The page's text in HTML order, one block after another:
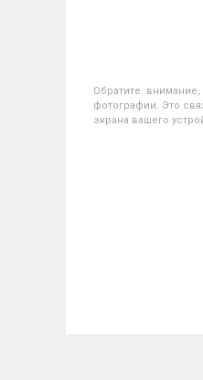
Обратите
фотографии. Это
экрана вашего